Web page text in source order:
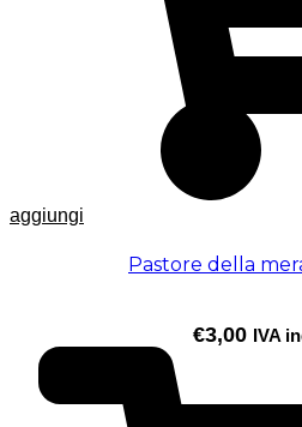
aggiungi
Pastore della
€3,00 IVA